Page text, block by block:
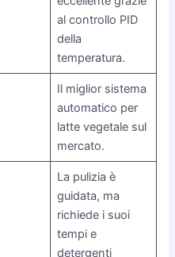
al controllo PID
della
temperatura.
Il miglior sistema
automatico per
latte vegetale sul
mercato.
La pulizia è
guidata, ma
richiede i suoi
tempi e
detergenti